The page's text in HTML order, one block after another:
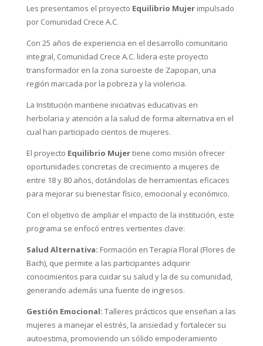
Les presentamos el proyecto Equilibrio Mujerimpulsado
por Comunidad Crece A.C.
Con 25 años de experiencia en el desarrollo comunitario
integral, Comunidad Crece A.C. lidera este proyecto
transformador en la zona suroeste de Zapopan, una
región marcada por la pobreza y la violencia.
La Institución mantiene iniciativas educativas en
herbolaria y atención a la salud de forma alternativa en el
cual han participado cientos de mujeres.
El proyecto Equilibrio Mujertiene como misión ofrecer
oportunidades concretas de crecimiento a mujeres de
entre 18 y 80 años, dotándolas de herramientas eficaces
para mejorar su bienestar físico, emocional y económico.
Con el objetivo de ampliar el impacto de la institución, este
programa se enfocó entres vertientes clave:
Salud Alternativa: Formación en Terapia Floral (Flores de
Bach), que permite a las participantes adquirir
conocimientos para cuidar su salud y la de su comunidad,
generando además una fuente de ingresos.
Gestión Emocional: Talleres prácticos que enseñan a las
mujeres a manejar el estrés, la ansiedad y fortalecer su
autoestima, promoviendo un sólido empoderamiento